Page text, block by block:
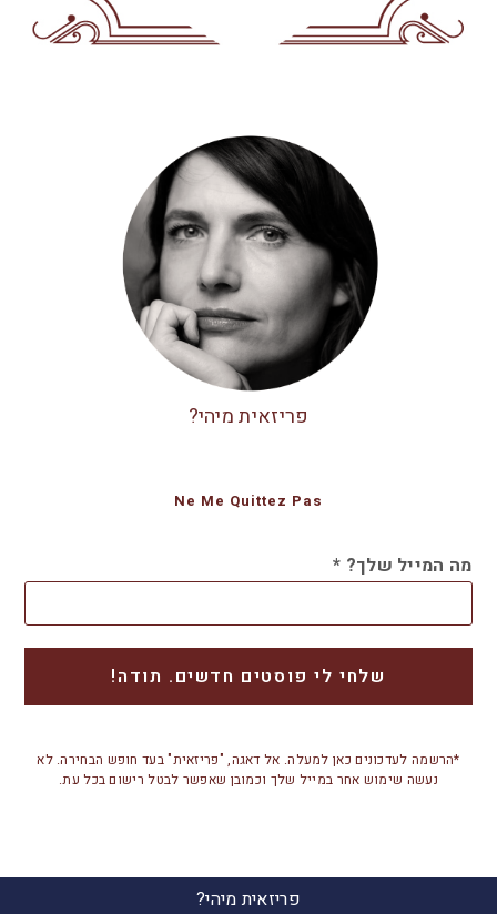
פריזאית מיהי?
Ne Me Quittez Pas
מה המייל שלך? *
*הרשמה לעדכונים כאן למעלה. אל דאגה, "פריזאית" בעד חופש הבחירה. לא
נעשה שימוש אחר במייל שלך וכמובן שאפשר לבטל רישום בכל עת.
פריזאית מיהי?